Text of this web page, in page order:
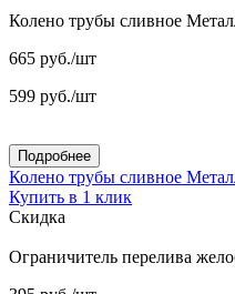
Колено трубы сливное
665 руб./шт
599 руб./шт
Подробнее
Колено трубы сливное
Купить в 1 клик
Скидка
Ограничитель перелива